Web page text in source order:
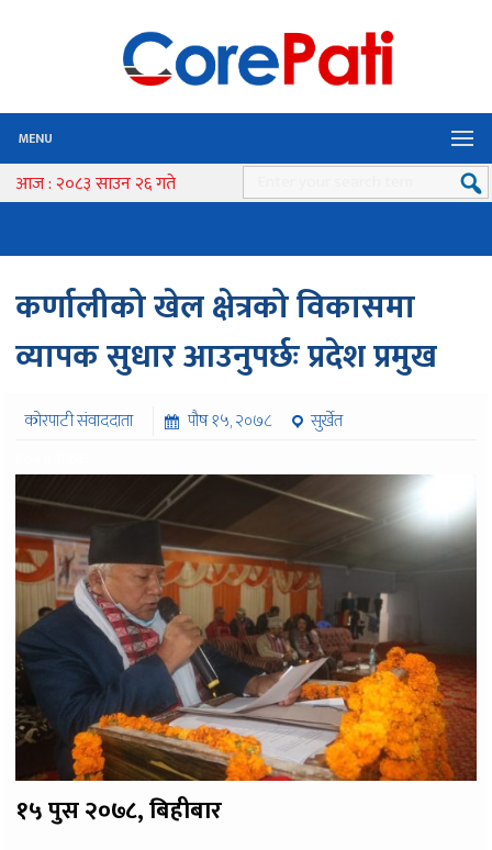
MENU
आज : २०८३ साउन २६ गते
कर्णालीको खेल क्षेत्रको विकासमा
व्यापक सुधार आउनुपर्छः प्रदेश प्रमुख
कोरपाटी संवाददाता पौष १५, २०७८
सुर्खेत
१५ पुस २०७८, बिहीबार